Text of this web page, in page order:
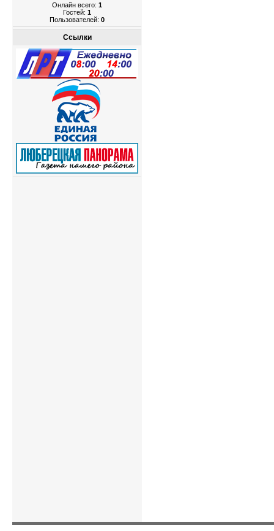
Онлайн всего: 1
Гостей: 1
Пользователей: 0
Ссылки